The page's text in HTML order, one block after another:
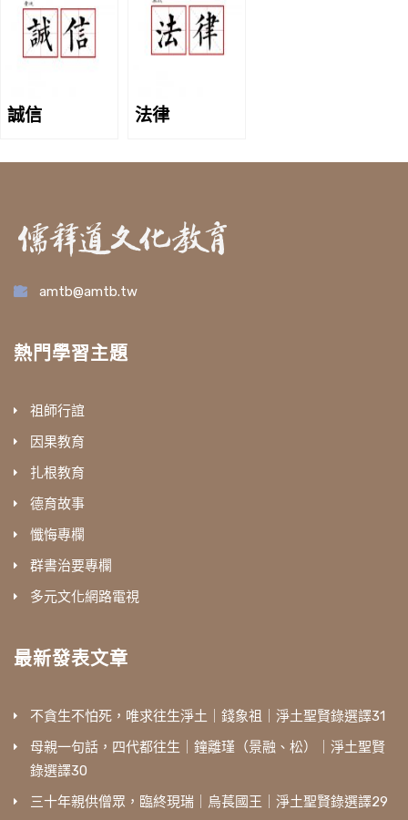
誠信 法律
amtb@amtb.tw
熱門學習主題
祖師行誼
因果教育
扎根教育
德育故事
懺悔專欄
群書治要專欄
多元文化網路電視
最新發表文章
不貪生不怕死，唯求往生淨土｜錢象祖｜淨土聖賢錄選譯31
母親一句話，四代都往生｜鐘離瑾（景融、松）｜淨土聖賢
錄選譯30
三十年親供僧眾，臨終現瑞｜烏萇國王｜淨土聖賢錄選譯29